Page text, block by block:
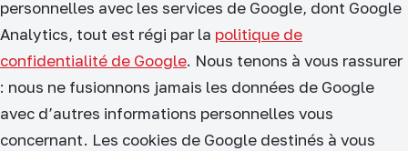
personnelles avec les services de Google, dont Google
Analytics, tout est régi par la politique de
confidentialité de Google. Nous tenons à vous rassurer
: nous ne fusionnons jamais les données de Google
avec d’autres informations personnelles vous
concernant. Les cookies de Google destinés à vous